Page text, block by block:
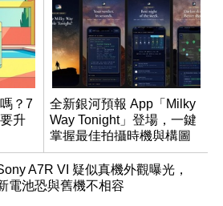
？7
升
全新銀河預報 App「Milky
Way Tonight」登場，一鍵
掌握最佳拍攝時機與構圖
A7R VI 疑似真機外觀曝光，
電池恐與舊機不相容